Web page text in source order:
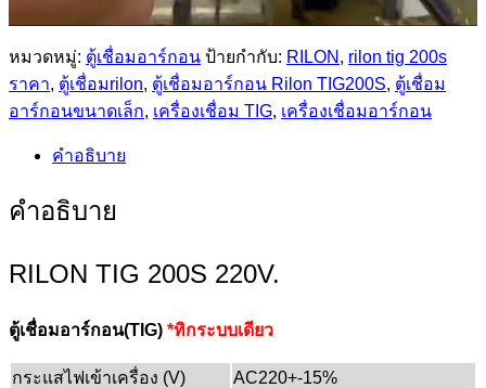
หมวดหมู่: ตู้เชื่อมอาร์กอน ป้ายกำกับ: RILON , rilon tig 200s
ราคา, ตู้เชื่อมrilon, ตู้เชื่อมอาร์กอน Rilon TIG200S, ตู้เชื่อม
อาร์กอนขนาดเล็ก, เครื่องเชื่อม TIG, เครื่องเชื่อมอาร์กอน
คำอธิบาย
คำอธิบาย
RILON TIG 200S 220V.
ตู้เชื่อมอาร์กอน(TIG) *ทิกระบบเดียว
กระแสไฟเข้าเครื่อง (V)
AC220+-15%